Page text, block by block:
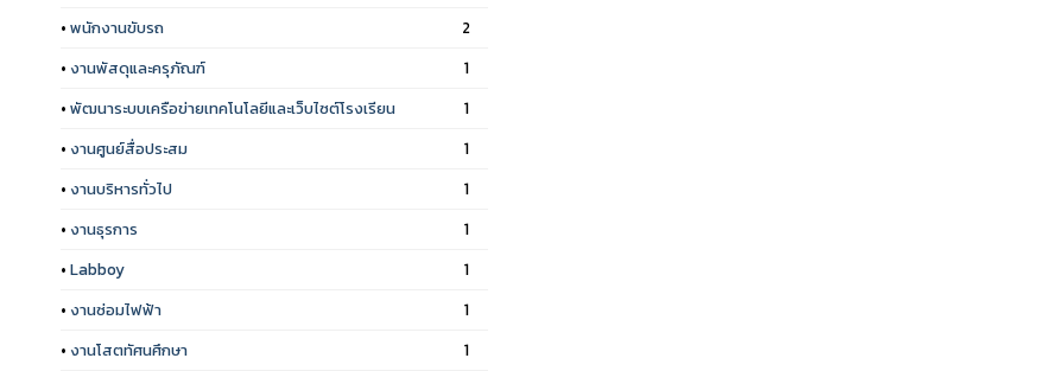
• พนักงานขับรถ
2
• งานพัสดุและครุภัณฑ์
1
• พัฒนาระบบเครือข่ายเทคโนโลยีและเว็บไซต์โรงเรียน
1
• งานศูนย์สื่อประสม
1
• งานบริหารทั่วไป
1
• งานธุรการ
1
• Labboy
1
• งานซ่อมไฟฟ้า
1
• งานโสตทัศนศึกษา
1